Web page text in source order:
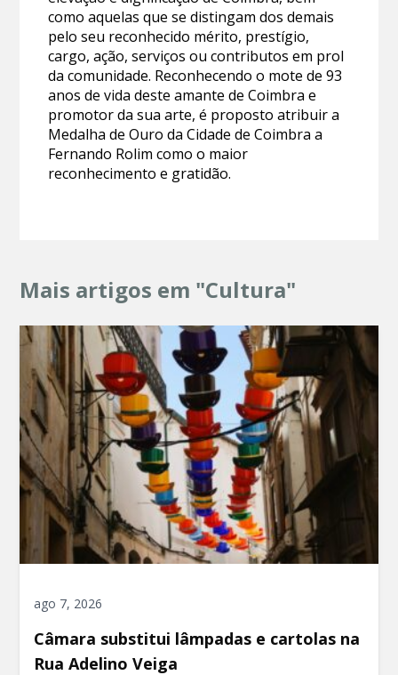
como aquelas que se distingam dos demais
pelo seu reconhecido mérito, prestígio,
cargo, ação, serviços ou contributos em prol
da comunidade. Reconhecendo o mote de 93
anos de vida deste amante de Coimbra e
promotor da sua arte, é proposto atribuir a
Medalha de Ouro da Cidade de Coimbra a
Fernando Rolim como o maior
reconhecimento e gratidão.
Mais artigos em "Cultura"
ago 7, 2026
Câmara substitui lâmpadas e cartolas na
Rua Adelino Veiga